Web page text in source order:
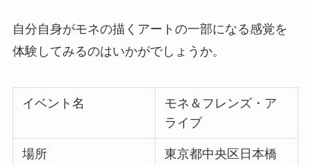
自分自身がモネの描くアートの一部になる感覚を
体験してみるのはいかがでしょうか。
イベント名
モネ＆フレンズ・ア
ライブ
場所
東京都中央区日本橋